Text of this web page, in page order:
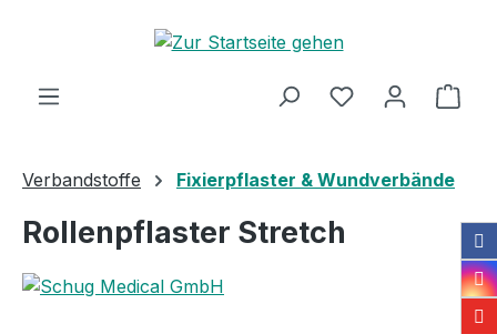
Zum Hauptinhalt springen
Verbandstoffe Fixierpflaster & Wundverbände
Rollenpflaster Stretch